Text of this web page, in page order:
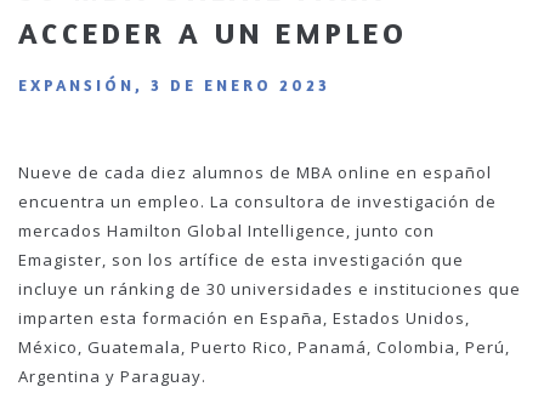
ACCEDER A UN EMPLEO
EXPANSIÓN, 3 DE ENERO 2023
Nueve de cada diez alumnos de MBA online en español
encuentra un empleo. La consultora de investigación de
mercados Hamilton Global Intelligence, junto con
Emagister, son los artífice de esta investigación que
incluye un ránking de 30 universidades e instituciones que
imparten esta formación en España, Estados Unidos,
México, Guatemala, Puerto Rico, Panamá, Colombia, Perú,
Argentina y Paraguay.